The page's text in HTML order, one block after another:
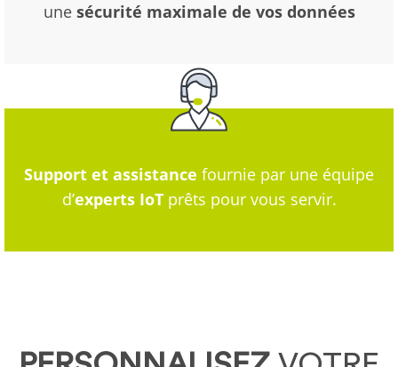
une sécurité maximale de vos données
Support et assistance fournie par une équipe
d’experts IoTprêts pour vous servir.